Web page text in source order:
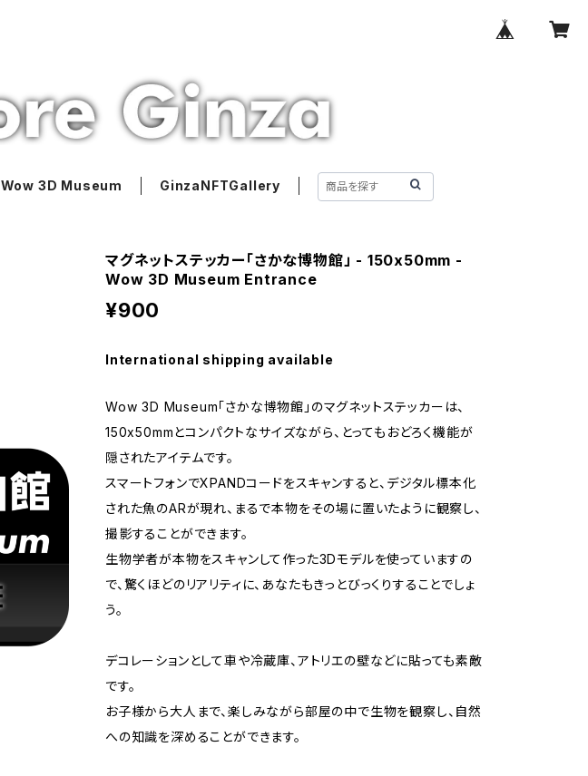
Wow 3D Museum GinzaNFTGallery
マグネットステッカー「さかな博物館」 - 150x50mm -
Wow 3D Museum Entrance
¥900
International shipping available
Wow 3D Museum「さかな博物館」のマグネットステッカーは、
150x50mmとコンパクトなサイズながら、とってもおどろく機能が
隠されたアイテムです。
スマートフォンでXPANDコードをスキャンすると、デジタル標本化
された魚のARが現れ、まるで本物をその場に置いたように観察し、
撮影することができます。
生物学者が本物をスキャンして作った3Dモデルを使っていますの
で、驚くほどのリアリティに、あなたもきっとびっくりすることでしょ
う。
デコレーションとして車や冷蔵庫、アトリエの壁などに貼っても素敵
です。
お子様から大人まで、楽しみながら部屋の中で生物を観察し、自然
への知識を深めることができます。